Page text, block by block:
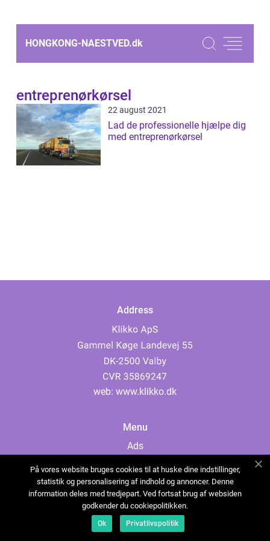
HONGKONG-NAESTVED.dk
entreprenørkørsel
22 august 2021
Lad de professionelle hjælpe dig
med entreprenørkørsel
Address
web: www.klikko.dk
Menu
Ads
Cookies
Contact
Sitemap
På vores website bruges cookies til at huske dine indstillinger,
statistik og personalisering af indhold og annoncer. Denne
information deles med tredjepart. Ved fortsat brug af websiden
godkender du cookiepolitikken.
Ok Privatlivspolitik